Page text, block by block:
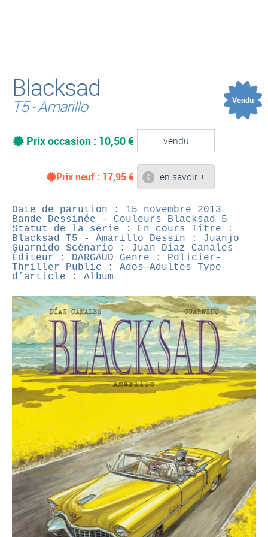
Blacksad
T5 - Amarillo Vendu
Prix occasion : 10,50 € vendu
Prix neuf : 17,95€ en savoir +
Date de parution : 15 novembre 2013
Bande Dessinée - Couleurs Blacksad 5
Statut de la série : En cours Titre :
Blacksad T5 - Amarillo Dessin : Juanjo
Guarnido Scénario : Juan Diaz Canales
Éditeur : DARGAUD Genre : Policier-
Thriller Public : Ados-Adultes Type
d’article : Album